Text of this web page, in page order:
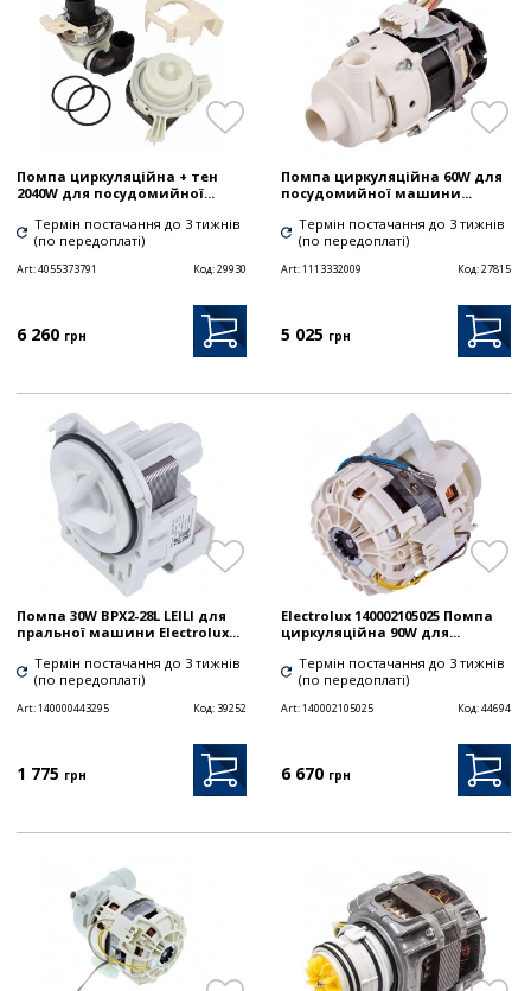
Помпа циркуляційна + тен
2040W для посудомийної...
Термін постачання до 3 тижнів
(по передоплаті)
Art:4055373791 Код:29930
6 260 грн
Помпа циркуляційна 60W для
посудомийної машини...
Термін постачання до 3 тижнів
(по передоплаті)
Art:1113332009 Код:27815
5 025 грн
Помпа 30W BPX2-28L LEILI для
пральної машини Electrolux...
Термін постачання до 3 тижнів
(по передоплаті)
Art:140000443295 Код: 39252
1 775 грн
Electrolux 140002105025 Помпа
циркуляційна 90W для...
Термін постачання до 3 тижнів
(по передоплаті)
Art:140002105025 Код:44694
6 670 грн